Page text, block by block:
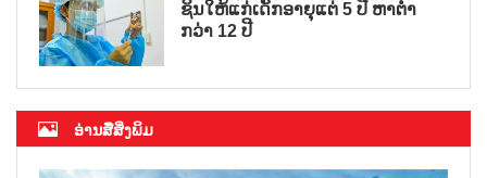
ຊິນໃຫ້ແກ່ເດັກອາຍຸແຕ່ 5 ປີ ຫາຕ່ຳ
ກວ່າ 12 ປີ
ອ່ານສື່ສິ່ງພິມ